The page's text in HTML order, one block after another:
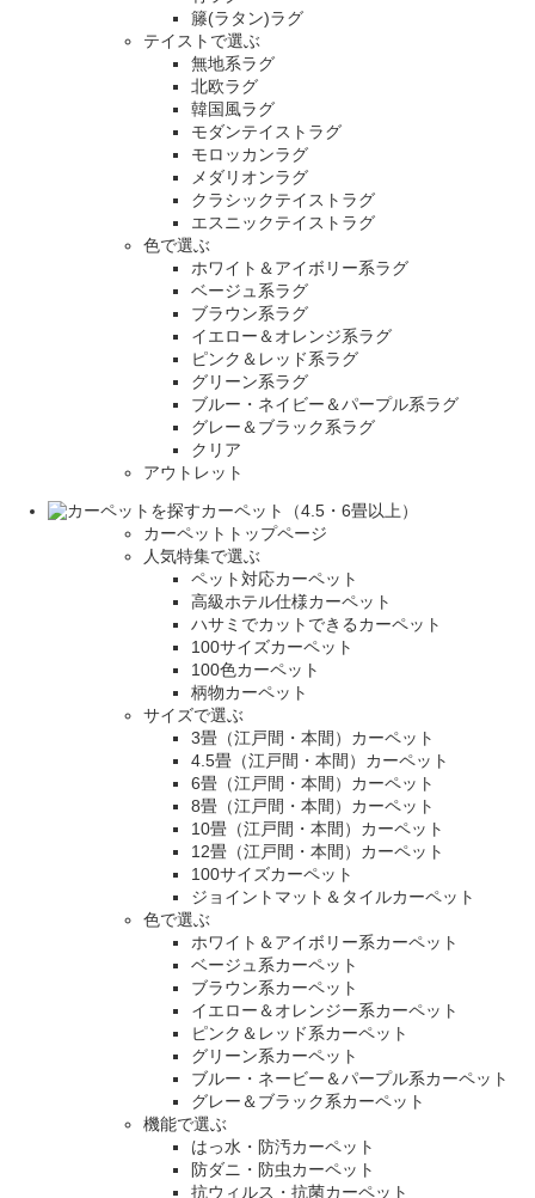
籐(ラタン)ラグ
テイストで選ぶ
無地系ラグ
北欧ラグ
韓国風ラグ
モダンテイストラグ
モロッカンラグ
メダリオンラグ
クラシックテイストラグ
エスニックテイストラグ
色で選ぶ
ホワイト＆アイボリー系ラグ
ベージュ系ラグ
ブラウン系ラグ
イエロー＆オレンジ系ラグ
ピンク＆レッド系ラグ
グリーン系ラグ
ブルー・ネイビー＆パープル系ラグ
グレー＆ブラック系ラグ
クリア
アウトレット
カーペット（4.5・6畳以上）
カーペットトップページ
人気特集で選ぶ
ペット対応カーペット
高級ホテル仕様カーペット
ハサミでカットできるカーペット
100サイズカーペット
100色カーペット
柄物カーペット
サイズで選ぶ
3畳（江戸間・本間）カーペット
4.5畳（江戸間・本間）カーペット
6畳（江戸間・本間）カーペット
8畳（江戸間・本間）カーペット
10畳（江戸間・本間）カーペット
12畳（江戸間・本間）カーペット
100サイズカーペット
ジョイントマット＆タイルカーペット
色で選ぶ
ホワイト＆アイボリー系カーペット
ベージュ系カーペット
ブラウン系カーペット
イエロー＆オレンジー系カーペット
ピンク＆レッド系カーペット
グリーン系カーペット
ブルー・ネービー＆パープル系カーペット
グレー＆ブラック系カーペット
機能で選ぶ
はっ水・防汚カーペット
防ダニ・防虫カーペット
抗ウィルス・抗菌カーペット